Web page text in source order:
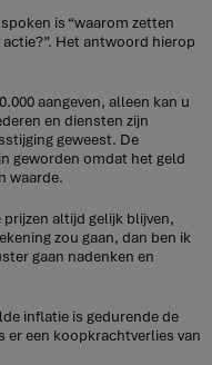
is “waarom zetten
Het antwoord hierop
aangeven, alleen kan u
en diensten zijn
geweest. De
geworden omdat het geld
waarde.
altijd gelijk blijven,
zou gaan, dan ben ik
gaan nadenken en
inflatie is gedurende de
er een koopkrachtverlies van